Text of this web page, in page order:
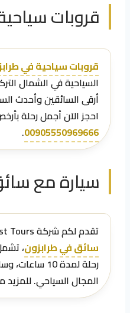
قروبات
قروبات سياحية في
السياحية في الشمال
أرقى السائقين وأحدث
احجز الآن أجمل رحلة
00905550969666
.
سيارة مع
تقدم لكم شركة First Tours خدمة
سائق في طرابزون،
رحلة لمدة 10
المجال السياحي.